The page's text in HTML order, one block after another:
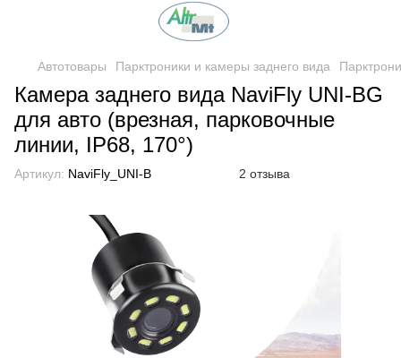
Автотовары Парктроники и камеры заднего вида
Камера заднего вида NaviFly UNI-BG
для авто (врезная, парковочные
линии, IP68, 170°)
Артикул: NaviFly_UNI-B 2 отзыва